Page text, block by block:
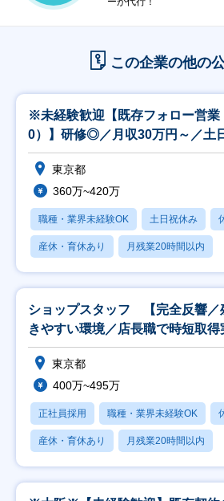
この企業の他の
※未経験歓迎【既存フォロー営業
0）】研修◎／月収30万円～／土
東京都
360万~420万
職種・業界未経験OK 土日祝休み
産休・育休あり 月残業20時間以内
ショップスタッフ 【完全反響／
きやすい環境／店長職で時短取得
東京都
400万~495万
正社員採用 職種・業界未経験OK
産休・育休あり 月残業20時間以内